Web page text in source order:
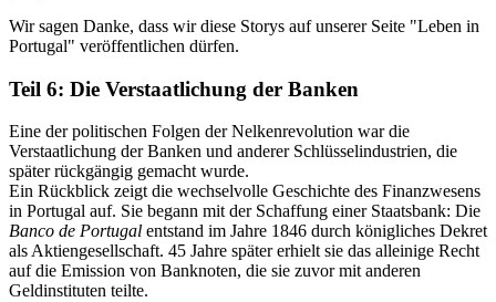
Wir sagen Danke, dass wir diese Storys auf unserer Seite "Leben in
Portugal" veröffentlichen dürfen.
Teil 6: Die Verstaatlichung der Banken
Eine der politischen Folgen der Nelkenrevolution war die
Verstaatlichung der Banken und anderer Schlüsselindustrien, die
später rückgängig gemacht wurde.
Ein Rückblick zeigt die wechselvolle Geschichte des Finanzwesens
in Portugal auf. Sie begann mit der Schaffung einer Staatsbank: Die
Banco de Portugal entstand im Jahre 1846 durch königliches Dekret
als Aktiengesellschaft. 45 Jahre später erhielt sie das alleinige Recht
auf die Emission von Banknoten, die sie zuvor mit anderen
Geldinstituten teilte.